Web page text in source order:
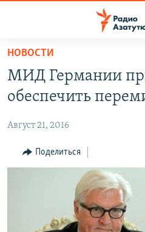
Перейти
основному
содержанию
навигации
Перейти
НОВОСТИ
ОБЩЕСТВО
ЭКОНОМИКА
НАГОРНЫЙ КАРАБАХ
КУЛЬТУРА
НОВОСТИ
МИД Германии
обеспечить
Август 21, 2016
Поделиться